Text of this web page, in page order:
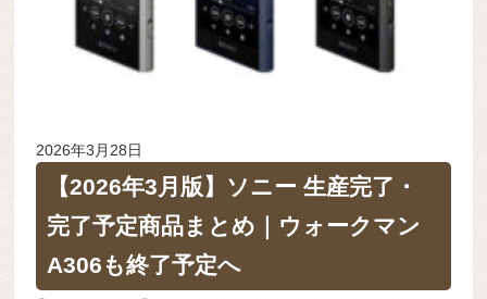
2026年3月28日
【2026年3月版】ソニー 生産完了・
完了予定商品まとめ｜ウォークマン
A306も終了予定へ